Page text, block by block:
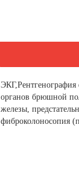
органов брюшной
железы,
фиброколоносопия